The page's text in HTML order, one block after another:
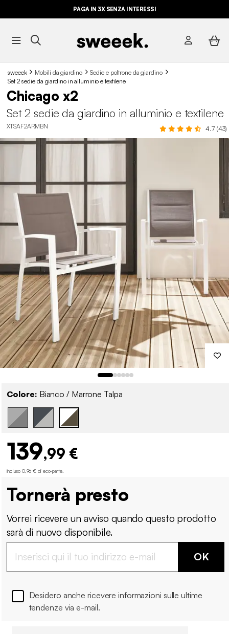
PAGA IN 3X SENZA INTERESSI
sweeek Mobili da giardino
Sedie e poltrone da giardino
Set 2 sedie da giardino in alluminio e textilene
Chicago x2
Set 2 sedie da giardino in alluminio e textilene
XTSAF2ARMBN 4.7 (43)
Colore: Bianco / Marrone Talpa
139,99 €
incluso 0,96 € di eco-parte.
Tornerà presto
Vorrei ricevere un avviso quando questo prodotto
sarà di nuovo disponibile.
OK
Desidero anche ricevere informazioni sulle ultime
tendenze via e-mail.